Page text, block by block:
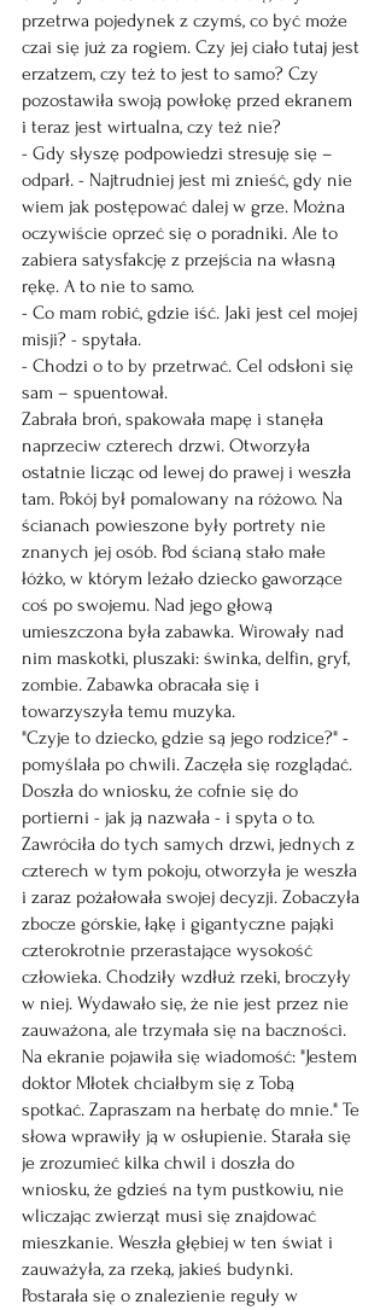
przetrwa pojedynek z czymś, co być może
czai się już za rogiem. Czy jej ciało tutaj jest
erzatzem, czy też to jest to samo? Czy
pozostawiła swoją powłokę przed ekranem
i teraz jest wirtualna, czy też nie?
- Gdy słyszę podpowiedzi stresuję się –
odparł. - Najtrudniej jest mi znieść, gdy nie
wiem jak postępować dalej w grze. Można
oczywiście oprzeć się o poradniki. Ale to
zabiera satysfakcję z przejścia na własną
rękę. A to nie to samo.
- Co mam robić, gdzie iść. Jaki jest cel mojej
misji? - spytała.
- Chodzi o to by przetrwać. Cel odsłoni się
sam – spuentował.
Zabrała broń, spakowała mapę i stanęła
naprzeciw czterech drzwi. Otworzyła
ostatnie licząc od lewej do prawej i weszła
tam. Pokój był pomalowany na różowo. Na
ścianach powieszone były portrety nie
znanych jej osób. Pod ścianą stało małe
łóżko, w którym leżało dziecko gaworzące
coś po swojemu. Nad jego głową
umieszczona była zabawka. Wirowały nad
nim maskotki, pluszaki: świnka, delfin, gryf,
zombie. Zabawka obracała się i
towarzyszyła temu muzyka.
"Czyje to dziecko, gdzie są jego rodzice?" -
pomyślała po chwili. Zaczęła się rozglądać.
Doszła do wniosku, że cofnie się do
portierni - jak ją nazwała - i spyta o to.
Zawróciła do tych samych drzwi, jednych z
czterech w tym pokoju, otworzyła je weszła
i zaraz pożałowała swojej decyzji. Zobaczyła
zbocze górskie, łąkę i gigantyczne pająki
czterokrotnie przerastające wysokość
człowieka. Chodziły wzdłuż rzeki, broczyły
w niej. Wydawało się, że nie jest przez nie
zauważona, ale trzymała się na baczności.
Na ekranie pojawiła się wiadomość: "Jestem
doktor Młotek chciałbym się z Tobą
spotkać. Zapraszam na herbatę do mnie." Te
słowa wprawiły ją w osłupienie. Starała się
je zrozumieć kilka chwil i doszła do
wniosku, że gdzieś na tym pustkowiu, nie
wliczając zwierząt musi się znajdować
mieszkanie. Weszła głębiej w ten świat i
zauważyła, za rzeką, jakieś budynki.
Postarała się o znalezienie reguły w